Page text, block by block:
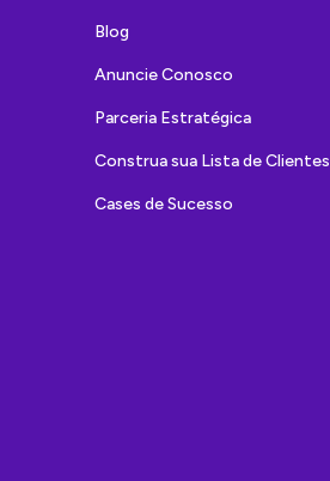
Blog
Anuncie Conosco
Parceria Estratégica
Construa sua Lista de Clientes
Cases de Sucesso